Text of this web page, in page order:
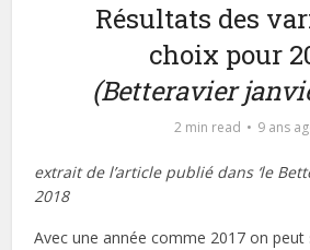
Résultats des
choix pour
(Betteravier
2 min read 9 ans
extrait de l’article publié dans ‘le
2018
Avec une année comme 2017 on